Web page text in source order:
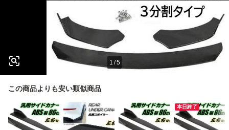
1 /5
この商品よりも安い類似商品
本日終了